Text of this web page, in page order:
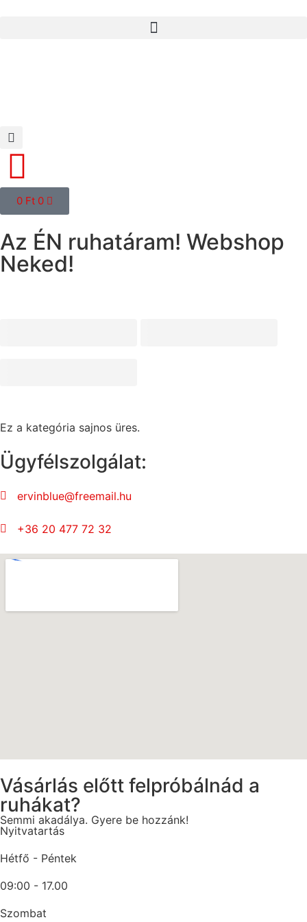
0 Ft 0
Az ÉN ruhatáram! Webshop
Neked!
Ez a kategória sajnos üres.
Ügyfélszolgálat:
ervinblue@freemail.hu
+36 20 477 72 32
Vásárlás előtt felpróbálnád a
ruhákat?
Semmi akadálya. Gyere be hozzánk!
Nyitvatartás
Hétfő - Péntek
09:00 - 17.00
Szombat